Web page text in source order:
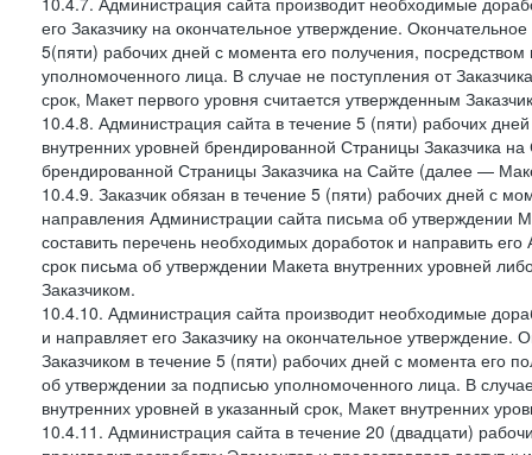
его Заказчику на окончательное утверждение.
5(пяти) рабочих дней с момента его получения,
уполномоченного лица. В случае не поступления от
срок, Макет первого уровня считается утвержденным
10.4.8. Администрация сайта в течение 5 (пяти) рабочих
внутренних уровней брендированной Страницы Заказчика
брендированной Страницы Заказчика на Сайте (далее —
10.4.9. Заказчик обязан в течение 5 (пяти) рабочих дней с
направления Администрации сайта письма об утверждении
составить перечень необходимых доработок и направить
срок письма об утверждении Макета внутренних уровней
Заказчиком.
10.4.10. Администрация сайта производит необходимые
и направляет его Заказчику на окончательное
Заказчиком в течение 5 (пяти) рабочих дней с момента его
об утверждении за подписью уполномоченного лица. В
внутренних уровней в указанный срок, Макет внутренних
10.4.11. Администрация сайта в течение 20 (двадцати)